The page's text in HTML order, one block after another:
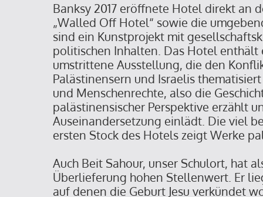
Banksy 2017 eröffnete Hotel direkt an
„Walled Off Hotel“ sowie die
sind ein Kunstprojekt mit
politischen Inhalten. Das Hotel enthält
umstrittene Ausstellung, die den
Palästinensern und Israelis
und Menschenrechte, also die
palästinensischer Perspektive erzählt
Auseinandersetzung einlädt. Die viel
ersten Stock des Hotels zeigt Werke
Auch Beit Sahour, unser Schulort, hat
Überlieferung hohen Stellenwert. Er
auf denen die Geburt Jesu verkündet